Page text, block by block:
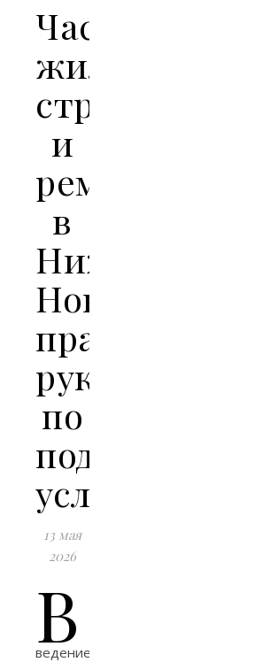
Частное
жилищное
строительство
и
ремонт
в
Нижнем
Новгороде:
практическое
руководство
по
подрядным
услугам
13 мая
2026
В
ведение